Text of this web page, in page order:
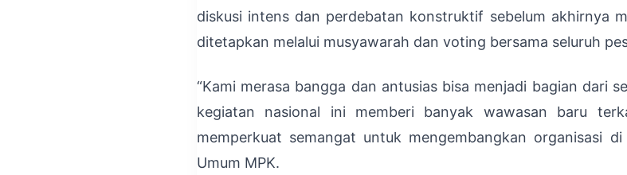
diskusi intens dan perdebatan konstruktif sebelum akhirnya
ditetapkan melalui musyawarah dan voting bersama seluruh
“Kami merasa bangga dan antusias bisa menjadi bagian dari
kegiatan nasional ini memberi banyak wawasan baru
memperkuat semangat untuk mengembangkan organisasi
Umum MPK.